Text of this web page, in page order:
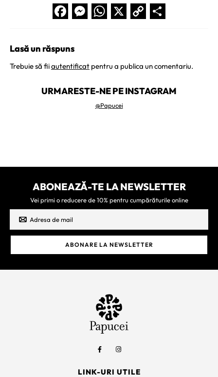
Facebook
Messenger
WhatsApp
X
Copy
Lasă un răspuns
Trebuie să fiiautentificat pentru a publica un comentariu.
URMARESTE-NE PE INSTAGRAM
@Papucei
ABONEAZĂ-TE LA NEWSLETTER
Vei primi o reducere de 10% pentru cumpărăturile online
LINK-URI UTILE